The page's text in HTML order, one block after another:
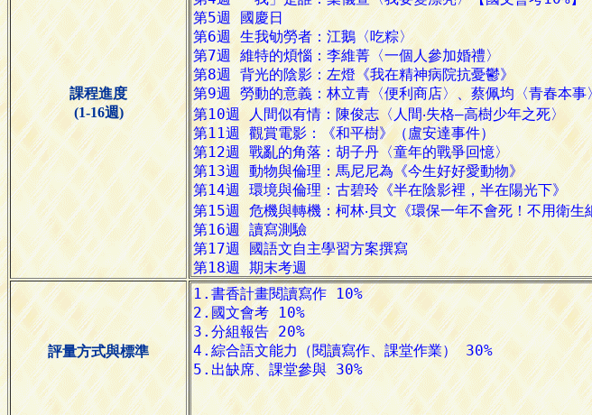
課程進度
(1-16週)
評量方式與標準